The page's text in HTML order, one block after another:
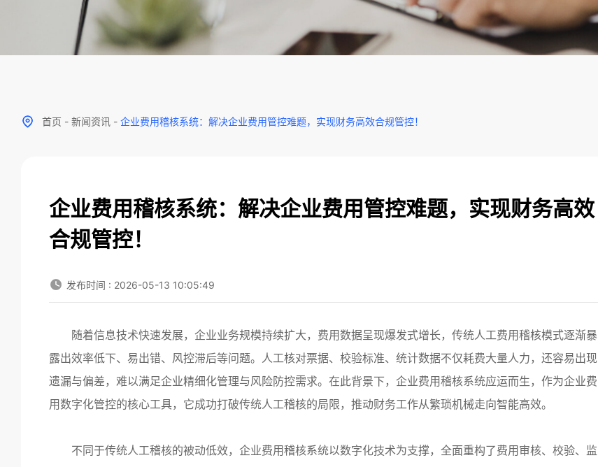
首页 - 新闻资讯 - 企业费用稽核系统：解决企业费用管控难题，实现财务高效合规管控！
企业费用稽核系统：解决企业费用管控难题，实现财务高效
合规管控！
发布时间 : 2026-05-13 10:05:49
随着信息技术快速发展，企业业务规模持续扩大，费用数据呈现爆发式增长，传统人工费用稽核模式逐渐暴
露出效率低下、易出错、风控滞后等问题。人工核对票据、校验标准、统计数据不仅耗费大量人力，还容易出现
遗漏与偏差，难以满足企业精细化管理与风险防控需求。在此背景下 ，企业费用稽核系统应运而生，作为企业费
用数字化管控的核心工具，它成功打破传统人工稽核的局限，推动财务工作从繁琐机械走向智能高效。
不同于传统人工稽核的被动低效，企业费用稽核系统以数字化技术为支撑，全面重构了费用审核、校验、监